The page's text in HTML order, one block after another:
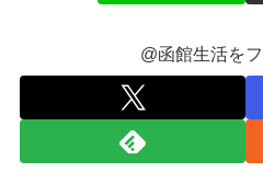
@函館生活を